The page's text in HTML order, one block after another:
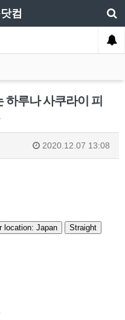
컴
하루나 사쿠라이 피
2020.12.07 13:08